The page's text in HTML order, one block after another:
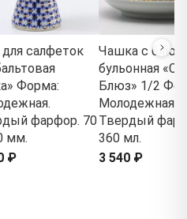
для салфеток
Форма:
фарфор. 70
мм.
₽
Чашка с
бульонная
Блюз» 1/2
Молодежная.
Твердый
360 мл.
3 540 ₽